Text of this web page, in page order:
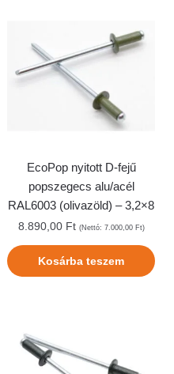
EcoPop nyitott D-fejű
popszegecs alu/acél
RAL6003 (olivazöld) – 3,2×8
8.890,00 Ft (Nettó: 7.000,00 Ft)
Kosárba teszem